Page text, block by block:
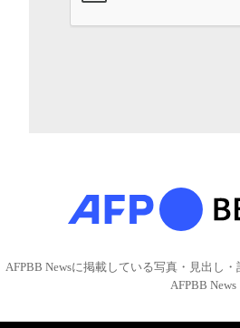
AFPBB Newsに掲載している写真・見出し
AFPBB News